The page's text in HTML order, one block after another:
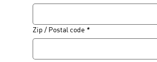
Zip / Postal code *